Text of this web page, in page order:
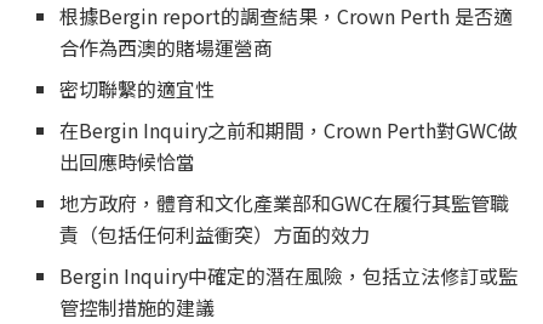
根據Bergin report的調查結果，Crown Perth 是否適
合作為西澳的賭場運營商
密切聯繫的適宜性
在Bergin Inquiry之前和期間，Crown Perth對GWC做
出回應時候恰當
地方政府，體育和文化產業部和GWC在履行其監管職
責（包括任何利益衝突）方面的效力
Bergin Inquiry中確定的潛在風險，包括立法修訂或監
管控制措施的建議